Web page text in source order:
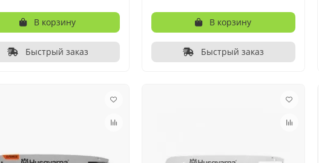
В корзину
Быстрый заказ
В корзину
Быстрый заказ